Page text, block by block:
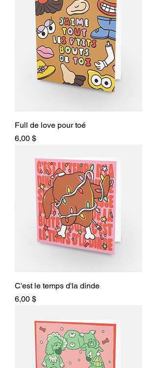
Full de love pour toé
Prix
6,00 $
C'est le temps d'la dinde
Prix
6,00 $